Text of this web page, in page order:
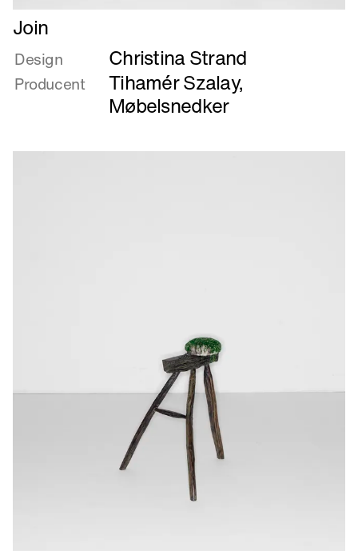
Læs
mere
om
Join
Join
Design Christina Strand
Producent
Tihamér Szalay,
Møbelsnedker